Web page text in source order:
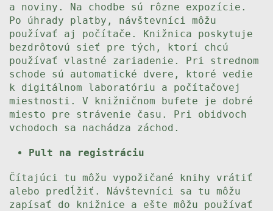
a noviny. Na chodbe sú rôzne expozície.
Po úhrady platby, návštevníci môžu
používať aj počítače. Knižnica poskytuje
bezdrôtovú sieť pre tých, ktorí chcú
používať vlastné zariadenie. Pri strednom
schode sú automatické dvere, ktoré vedie
k digitálnom laboratóriu a počítačovej
miestnosti. V knižničnom bufete je dobré
miesto pre strávenie času. Pri obidvoch
vchodoch sa nachádza záchod.
Pult na registráciu
Čítajúci tu môžu vypožičané knihy vrátiť
alebo predĺžiť. Návštevníci sa tu môžu
zapísať do knižnice a ešte môžu používať